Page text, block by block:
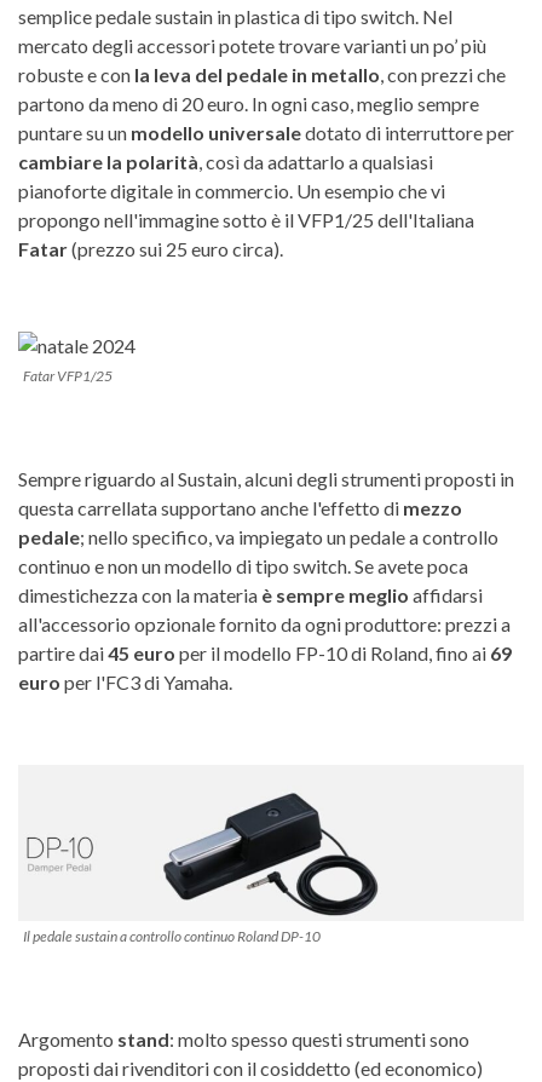
semplice pedale sustain in plastica di tipo switch. Nel
mercato degli accessori potete trovare varianti un po’ più
robuste e con la leva del pedale in metallo , con prezzi che
partono da meno di 20 euro. In ogni caso, meglio sempre
puntare su un modello universaledotato di interruttore per
cambiare la polarità , così da adattarlo a qualsiasi
pianoforte digitale in commercio. Un esempio che vi
propongo nell'immagine sotto è il VFP1/25 dell'Italiana
Fatar(prezzo sui 25 euro circa).
Fatar VFP1/25
Sempre riguardo al Sustain, alcuni degli strumenti proposti in
questa carrellata supportano anche l'effetto di mezzo
pedale; nello specifico, va impiegato un pedale a controllo
continuo e non un modello di tipo switch. Se avete poca
dimestichezza con la materia è sempre meglio affidarsi
all'accessorio opzionale fornito da ogni produttore: prezzi a
partire dai45 euro per il modello FP-10 di Roland, fino ai 69
euro per l'FC3 di Yamaha.
Il pedale sustain a controllo continuo Roland DP-10
Argomento stand: molto spesso questi strumenti sono
proposti dai rivenditori con il cosiddetto (ed economico)